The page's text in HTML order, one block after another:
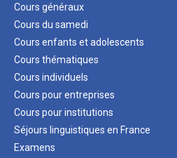
Cours généraux
Cours du samedi
Cours enfants et adolescents
Cours thématiques
Cours individuels
Cours pour entreprises
Cours pour institutions
Séjours linguistiques en France
Examens